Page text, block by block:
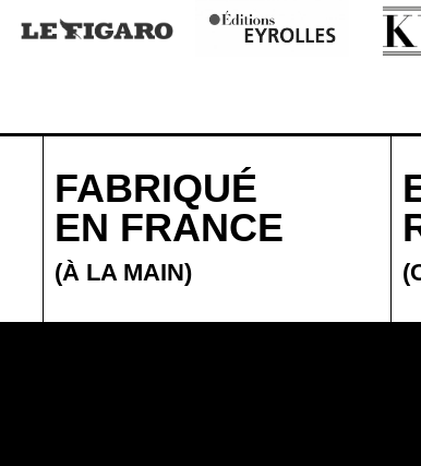
FABRIQUÉ
EN FRANCE
(À LA MAIN)